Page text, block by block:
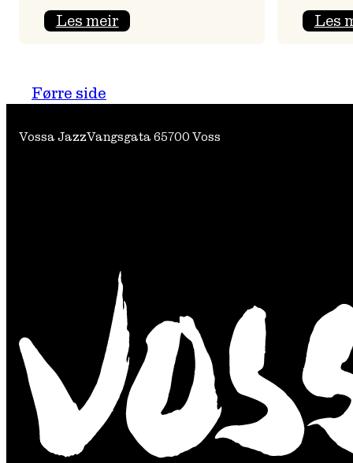
Les meir:
2025
Les
Førre side
Vossa JazzVangsgata 65700 Voss